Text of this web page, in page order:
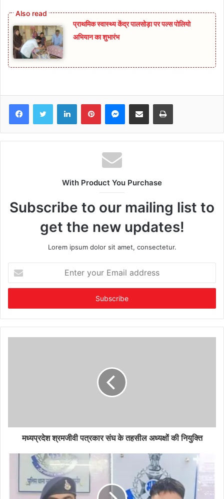
प्राथमिक स्वास्थ्य केंद्र पालसोड़ा पर पल्स पोलियो
अभियान का शुभारंभ
FacebookTwitter LinkedInPinterestMessenger
Share via Email Print
With Product You Purchase
Subscribe to our mailing list to
get the new updates!
Lorem ipsum dolor sit amet, consectetur.
your
Email
मध्यप्रदेश श्रमजीवी पत्रकार संघ के तहसील अध्यक्षों की नियुक्ति